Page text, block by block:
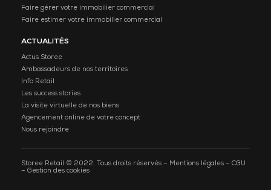
Faire gérer votre immobilier commercial
Faire estimer votre immobilier commercial
ACTUALITÉS
Actus Storee
Ambassadeurs de nos territoires
Info Retail
Les success stories
La visite virtuelle de nos biens
Agencement online de votre concept
Nous rejoindre
Storee Retail © 2022. Tous droits réservés – Mentions légales – CGU
– Gestion des cookies